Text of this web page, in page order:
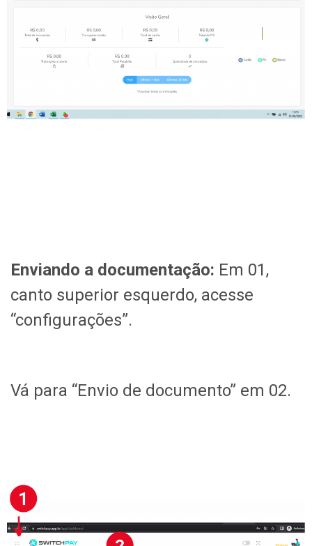
Enviando a documentação: Em 01,
canto superior esquerdo, acesse
“configurações”.
Vá para “Envio de documento” em 02.